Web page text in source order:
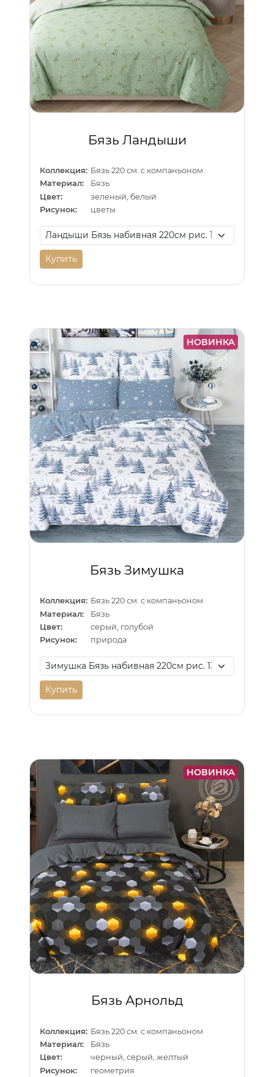
Бязь Ландыши
Коллекция: Бязь 220 см. с компаньоном
Материал:
Бязь
Цвет:
зеленый, белый
Рисунок:
цветы
Купить
НОВИНКА
Бязь Зимушка
Коллекция: Бязь 220 см. с компаньоном
Материал:
Бязь
Цвет:
серый, голубой
Рисунок:
природа
Купить
НОВИНКА
Бязь Арнольд
Коллекция: Бязь 220 см. с компаньоном
Материал:
Бязь
Цвет:
черный, серый, желтый
Рисунок:
геометрия